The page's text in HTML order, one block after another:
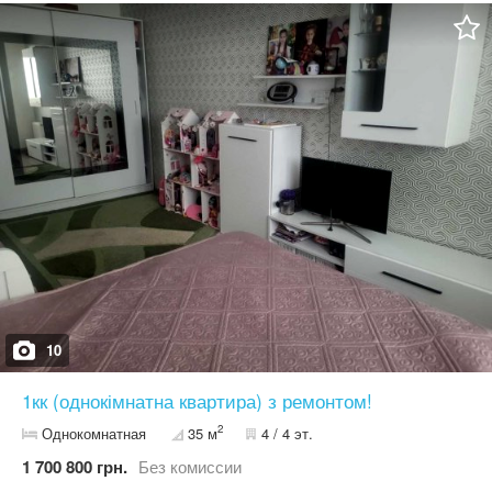
10
1кк (однокімнатна квартира) з ремонтом!
Однокомнатная 35 м2 4 / 4 эт.
1 700 800 грн. Без комиссии